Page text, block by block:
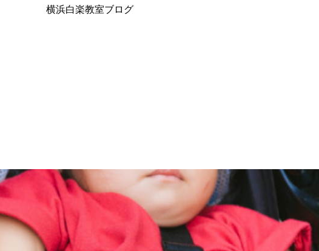
横浜白楽教室ブログ